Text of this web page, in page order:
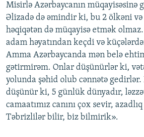
Misirlə Azərbaycanın müqayisəsinə
Əlizadə də əmindir ki, bu 2 ölkəni
həqiqətən də müqayisə etmək
adam həyatından keçdi və
Amma Azərbaycanda mən belə
gətirmirəm. Onlar düşünürlər ki,
yolunda şəhid olub cənnətə gedirlər.
düşünür ki, 5 günlük dünyadır,
camaatımız canını çox sevir,
Təbrizlilər bilir, biz bilmirik».